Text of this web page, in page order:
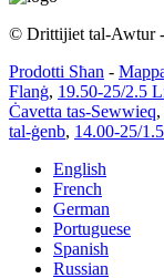
© Drittijiet tal-Awtur
Prodotti Sħan -
Flanġ, 19.50-25/2.5
Ċavetta tas-Sewwieq,
tal-ġenb, 14.00-25/
English
French
German
Portuguese
Spanish
Russian